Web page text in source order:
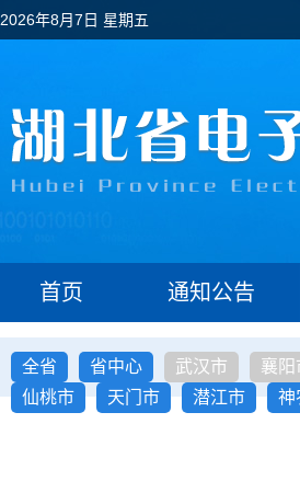
2026年8月7日 星期五
首页 通知公告
全省 省中心 武汉市 襄阳
仙桃市
天门市 潜江市 神